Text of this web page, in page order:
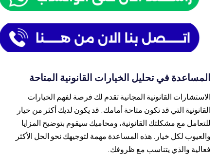
المساعدة في تحليل الخيارات القانونية المتاحة
الاستشارات القانونية المجانية تقدم لك فرصة لفهم الخيارات
القانونية التي قد تكون متاحة أمامك. قد يكون لديك أكثر من خيار
للتعامل مع مشكلتك القانونية، ومحاميك سيقوم بتوضيح المزايا
والعيوب لكل خيار. هذه المساعدة مهمة لتوجيهك نحو الحل الأكثر
فعالية والذي يتناسب مع ظروفك.